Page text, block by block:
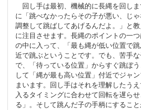
回し手は最初、機械的に長縄を回し
に「跳べなかったらその子が悪い、じ
調整して跳ばしてあげるんだよ。」と
に注目させます。長縄のポイントの一
の中に入って、「最も縄が低い位置で
近で跳ぶということです。でも、苦手
で、「待っている位置」からすぐ跳ぼ
して「縄が最も高い位置」付近でジャ
まいます。回し手はそれを理解したう
入るタイミングに合わせて回転を遅ら
る」。そして跳んだ子の手柄にすること